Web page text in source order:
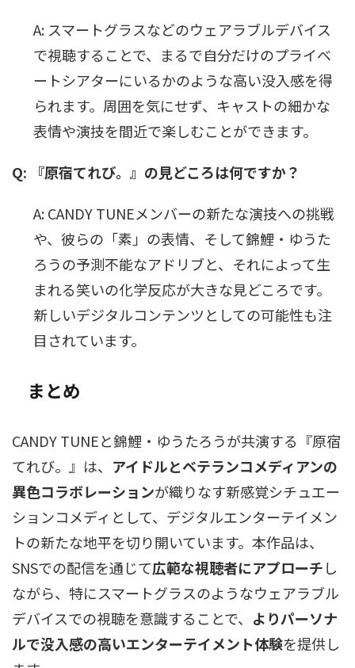
A: スマートグラスなどのウェアラブルデバイス
で視聴することで、まるで自分だけのプライベ
ートシアターにいるかのような高い没入感を得
られます。周囲を気にせず、キャストの細かな
表情や演技を間近で楽しむことができます。
Q: 『原宿てれび。』の見どころは何ですか？
A: CANDY TUNEメンバーの新たな演技への挑戦
や、彼らの「素」の表情、そして錦鯉・ゆうた
ろうの予測不能なアドリブと、それによって生
まれる笑いの化学反応が大きな見どころです。
新しいデジタルコンテンツとしての可能性も注
目されています。
まとめ
CANDY TUNEと錦鯉・ゆうたろうが共演する『原宿
てれび。』は、 アイドルとベテランコメディアンの
異色コラボレーションが織りなす新感覚シチュエー
ションコメディとして、デジタルエンターテイメン
トの新たな地平を切り開いています。本作品は、
SNSでの配信を通じて広範な視聴者にアプローチし
ながら、特にスマートグラスのようなウェアラブル
デバイスでの視聴を意識することで、 よりパーソナ
ルで没入感の高いエンターテイメント体験を提供し